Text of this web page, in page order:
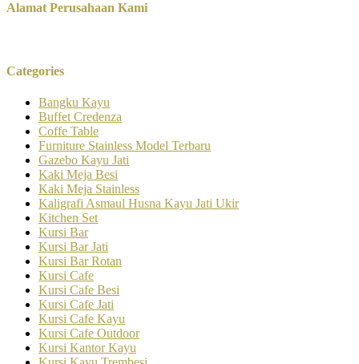
Alamat Perusahaan Kami
Categories
Bangku Kayu
Buffet Credenza
Coffe Table
Furniture Stainless Model Terbaru
Gazebo Kayu Jati
Kaki Meja Besi
Kaki Meja Stainless
Kaligrafi Asmaul Husna Kayu Jati Ukir
Kitchen Set
Kursi Bar
Kursi Bar Jati
Kursi Bar Rotan
Kursi Cafe
Kursi Cafe Besi
Kursi Cafe Jati
Kursi Cafe Kayu
Kursi Cafe Outdoor
Kursi Kantor Kayu